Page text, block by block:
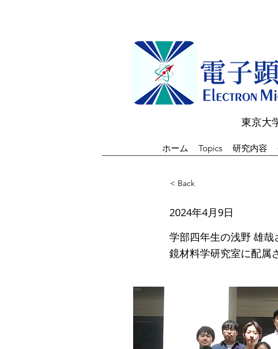
東京大
ホーム Topics 研究内容
< Back
2024年4月9日
学部四年生の浅野 雄
鏡材料学研究室に配属